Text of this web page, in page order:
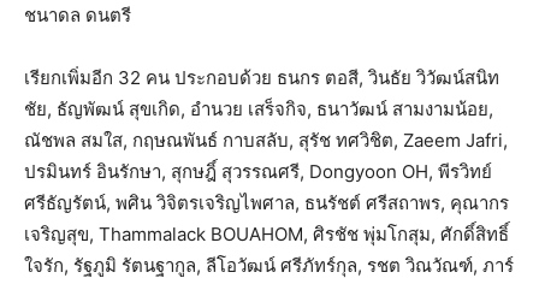
ชนาดล ดนตรี
เรียกเพิ่มอีก 32 คน ประกอบด้วย ธนกร ตอสี, วินธัย วิวัฒน์สนิท
ชัย, ธัญพัฒน์ สุขเกิด, อำนวย เสร็จกิจ, ธนาวัฒน์ สามงามน้อย,
ณัชพล สมใส, กฤษณพันธ์ กาบสลับ, สุรัช ทศวิชิต, Zaeem Jafri,
ปรมินทร์ อินรักษา, สุกษฎิ์ สุวรรณศรี, Dongyoon OH, พีรวิทย์
ศรีธัญรัตน์, พศิน วิจิตรเจริญไพศาล, ธนรัชต์ ศรีสถาพร, คุณากร
เจริญสุข, Thammalack BOUAHOM, ศิรชัช พุ่มโกสุม, ศักดิ์สิทธิ์
ใจรัก, รัฐภูมิ รัตนฐากูล, ลีโอวัฒน์ ศรีภัทร์กุล, รชต วิณวัณฑ์, ภาร์